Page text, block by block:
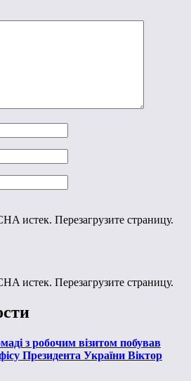
истек. Перезагрузите страницу.
истек. Перезагрузите страницу.
з робочим візитом побував
Президента України Віктор